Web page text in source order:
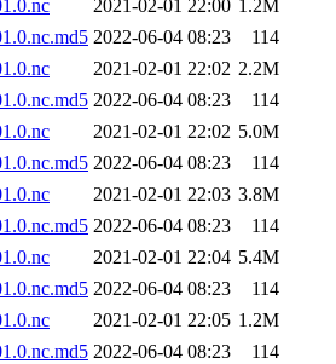
2021-02-01 22:00 1.2M
2022-06-04 08:23
114
2021-02-01 22:02 2.2M
2022-06-04 08:23
114
2021-02-01 22:02 5.0M
2022-06-04 08:23
114
2021-02-01 22:03 3.8M
2022-06-04 08:23
114
2021-02-01 22:04 5.4M
2022-06-04 08:23
114
2021-02-01 22:05 1.2M
2022-06-04 08:23
114